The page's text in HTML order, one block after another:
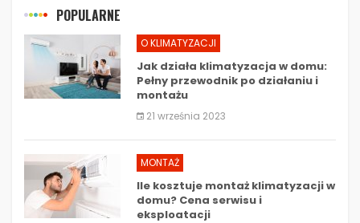
POPULARNE
O KLIMATYZACJI
Jak działa klimatyzacja w domu:
Pełny przewodnik po działaniu i
montażu
21 września 2023
MONTAŻ
Ile kosztuje montaż klimatyzacji w
domu? Cena serwisu i
eksploatacji